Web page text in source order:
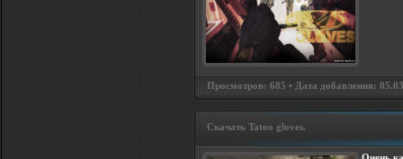
Просмотров: 685 • Дата добавления:
Скачать Tatoo gloves.